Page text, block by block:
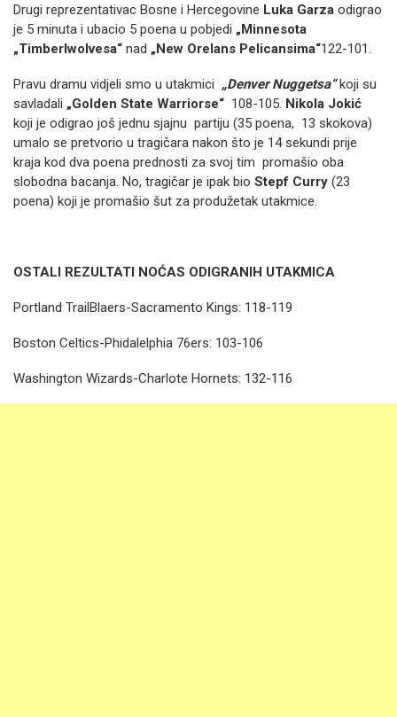
Drugi reprezentativac Bosne i Hercegovine Luka Garza odigrao
je 5 minuta i ubacio 5 poena u pobjedi „Minnesota
„Timberlwolvesa“ nad „New Orelans Pelicansima“122-101.
Pravu dramu vidjeli smo u utakmici „Denver Nuggetsa“koji su
savladali „Golden State Warriorse“ 108-105. Nikola Jokić
koji je odigrao još jednu sjajnu partiju (35 poena, 13 skokova)
umalo se pretvorio u tragičara nakon što je 14 sekundi prije
kraja kod dva poena prednosti za svoj tim promašio oba
slobodna bacanja. No, tragičar je ipak bio Stepf Curry (23
poena) koji je promašio šut za produžetak utakmice.
OSTALI REZULTATI NOĆAS ODIGRANIH UTAKMICA
Portland TrailBlaers-Sacramento Kings: 118-119
Boston Celtics-Phidalelphia 76ers: 103-106
Washington Wizards-Charlote Hornets: 132-116